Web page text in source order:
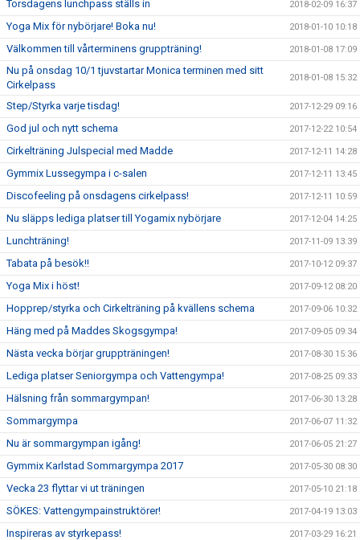
Torsdagens lunchpass ställs in 2018-02-09 16:37
Yoga Mix för nybörjare! Boka nu! 2018-01-10 10:18
Välkommen till vårterminens gruppträning! 2018-01-08 17:09
Nu på onsdag 10/1 tjuvstartar Monica terminen med sitt
Cirkelpass
2018-01-08 15:32
Step/Styrka varje tisdag! 2017-12-29 09:16
God jul och nytt schema 2017-12-22 10:54
Cirkelträning Julspecial med Madde 2017-12-11 14:28
Gymmix Lussegympa i c-salen 2017-12-11 13:45
Discofeeling på onsdagens cirkelpass! 2017-12-11 10:59
Nu släpps lediga platser till Yogamix nybörjare 2017-12-04 14:25
Lunchträning! 2017-11-09 13:39
Tabata på besök!! 2017-10-12 09:37
Yoga Mix i höst! 2017-09-12 08:20
Hopprep/styrka och Cirkelträning på kvällens schema 2017-09-06 10:32
Häng med på Maddes Skogsgympa! 2017-09-05 09:34
Nästa vecka börjar gruppträningen! 2017-08-30 15:36
Lediga platser Seniorgympa och Vattengympa! 2017-08-25 09:33
Hälsning från sommargympan! 2017-06-30 13:28
Sommargympa 2017-06-07 11:32
Nu är sommargympan igång! 2017-06-05 21:27
Gymmix Karlstad Sommargympa 2017 2017-05-30 08:30
Vecka 23 flyttar vi ut träningen 2017-05-10 21:18
SÖKES: Vattengympainstruktörer! 2017-04-19 13:03
Inspireras av styrkepass! 2017-03-29 16:21